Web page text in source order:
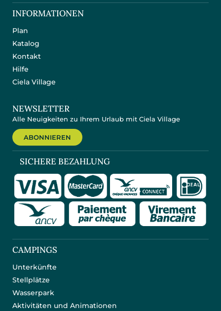
INFORMATIONEN
Plan
Katalog
Kontakt
Hilfe
Ciela Village
NEWSLETTER
Alle Neuigkeiten zu Ihrem Urlaub mit Ciela Village
ABONNIEREN
SICHERE BEZAHLUNG
CAMPINGS
Unterkünfte
Stellplätze
Wasserpark
Aktivitäten und Animationen